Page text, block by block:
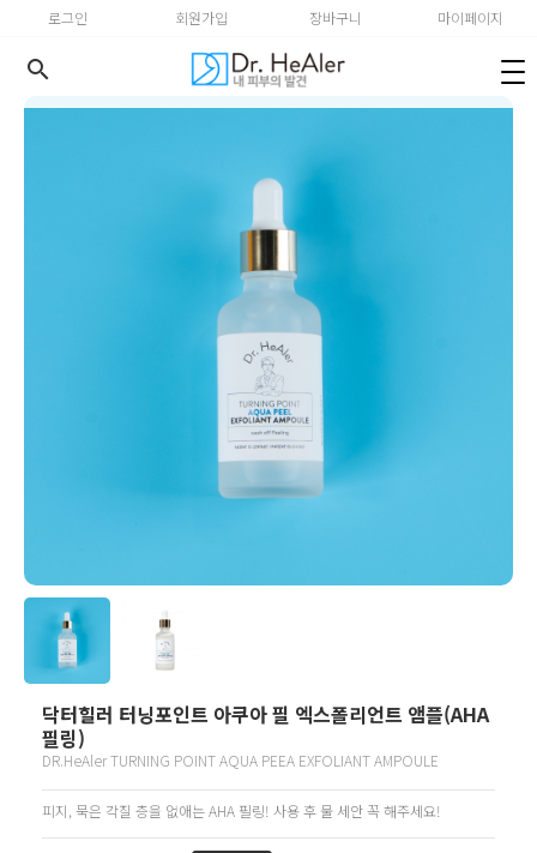
로그인 회원가입 장바구니 마이페이지
search
닥터힐러 터닝포인트 아쿠아 필 엑스폴리언트 앰플(AHA
필링)
DR.HeAler TURNING POINT AQUA PEEA EXFOLIANT AMPOULE
피지, 묵은 각질 층을 없애는 AHA 필링! 사용 후 물 세안 꼭 해주세요!